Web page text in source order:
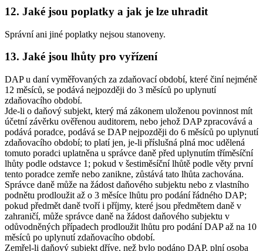
12. Jaké jsou poplatky a jak je lze uhradit
Správní ani jiné poplatky nejsou stanoveny.
13. Jaké jsou lhůty pro vyřízení
DAP u daní vyměřovaných za zdaňovací období, které činí nejméně
12 měsíců, se podává nejpozději do 3 měsíců po uplynutí
zdaňovacího období.
Jde-li o daňový subjekt, který má zákonem uloženou povinnost mít
účetní závěrku ověřenou auditorem, nebo jehož DAP zpracovává a
podává poradce, podává se DAP nejpozději do 6 měsíců po uplynutí
zdaňovacího období; to platí jen, je-li příslušná plná moc udělená
tomuto poradci uplatněna u správce daně před uplynutím tříměsíční
lhůty podle odstavce 1; pokud v šestiměsíční lhůtě podle věty první
tento poradce zemře nebo zanikne, zůstává tato lhůta zachována.
Správce daně může na žádost daňového subjektu nebo z vlastního
podnětu prodloužit až o 3 měsíce lhůtu pro podání řádného DAP;
pokud předmět daně tvoří i příjmy, které jsou předmětem daně v
zahraničí, může správce daně na žádost daňového subjektu v
odůvodněných případech prodloužit lhůtu pro podání DAP až na 10
měsíců po uplynutí zdaňovacího období.
Zemřel-li daňový subjekt dříve, než bylo podáno DAP, plní osoba